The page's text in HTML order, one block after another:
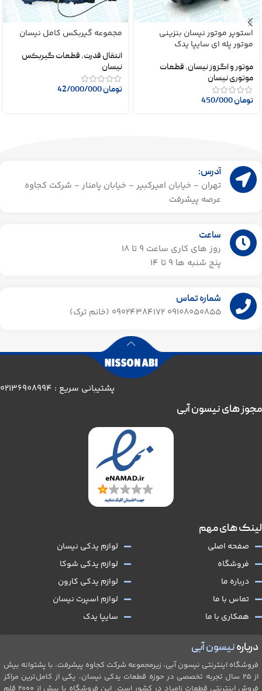
استوپر موتور نیسان بنزینی
موتور پله ای سایپا یدک
موتور و اگزوز نیسان, قطعات
موتوری نیسان
تومان
مجموعه گیربکس کامل نیسان
انتقال قدرت, قطعات گیربکس
نیسان
تومان
آدرس:
تهران - خیابان امیرکبیر - خیابان پامنار - شرکت کجاوه
عرصه پیشرفت
ساعت
روز های کاری ساعت ۹ تا 18
پنج شنبه ها 9 تا 14​
شماره تماس
09108050855 09024384172 (خانم ترک)
پشتیبانی سریع : 02136908994
دربارهنیسون آبی
فروشگاه اینترنتی نیسون آبی، زیرمجموعه شرکت کجاوه پیشرفت، با پشتوانه بیش
از ۲۵ سال تجربه تخصصی در حوزه قطعات یدکی نیسان، یکی از کامل‌ترین مراکز
فروش اینترنتی قطعات زامیاد در کشور است. این فروشگاه با بیش از 2۰۰۰ قلم
لینک های مهم
صفحه اصلی
فروشگاه
درباره ما
تماس با ما
همکاری با ما
لوازم یدکی نیسان
لوازم یدکی شوکا
لوازم یدکی کارون
لوازم اسپرت نیسان
سایپا یدک
مجوز های نیسون آبی